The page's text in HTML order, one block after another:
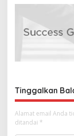
o
Tinggalkan
Alamat email Anda
ditandai *